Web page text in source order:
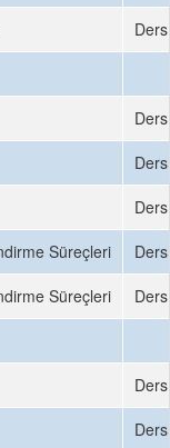
Süreçleri
Süreçleri